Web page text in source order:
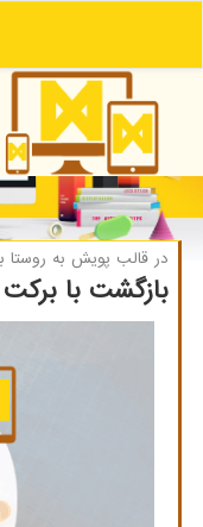
در قالب پویش به
بازگشت با برکت ۶۲۵۰ خانواده به روستا